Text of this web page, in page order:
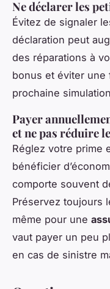
Ne déclarer les
Évitez de signaler
déclaration peut
des réparations à
bonus et éviter une
prochaine
Payer
et ne pas réduire
Réglez votre prime
bénéficier
comporte souvent
Préservez toujours
même pour une
vaut payer un peu
en cas de sinistre